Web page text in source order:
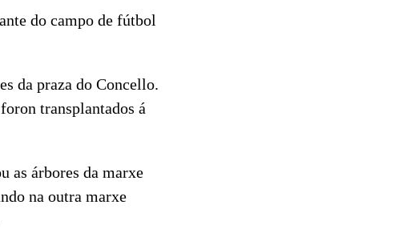
do campo de fútbol
da praza do Concello.
transplantados á
as árbores da marxe
na outra marxe